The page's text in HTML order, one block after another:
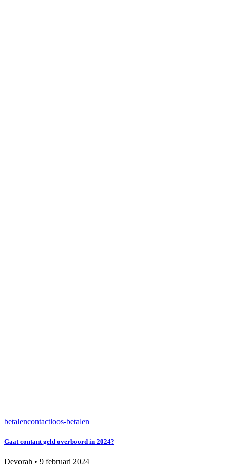
betalencontactloos-betalen
Gaat contant geld overboord in 2024?
Devorah • 9 februari 2024